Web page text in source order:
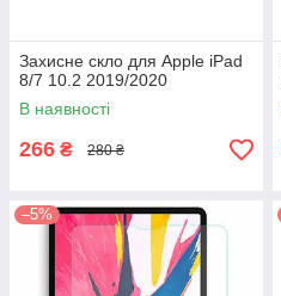
Захисне скло для Apple iPad
8/7 10.2 2019/2020
В наявності
266 ₴ 280 ₴
–5%